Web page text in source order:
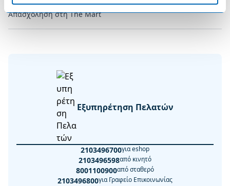
Απασχόληση στη The Mart
Εξυπηρέτηση Πελατών
2103496700για eshop
2103496598από κινητό
8001100900από σταθερό
2103496800για Γραφείο Επικοινωνίας